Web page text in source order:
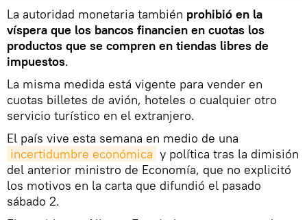
La autoridad monetaria también prohibió en la
víspera que los bancos financien en cuotas los
productos que se compren en tiendas libres de
impuestos.
La misma medida está vigente para vender en
cuotas billetes de avión, hoteles o cualquier otro
servicio turístico en el extranjero.
El país vive esta semana en medio de una
incertidumbre económica y política tras la dimisión
del anterior ministro de Economía, que no explicitó
los motivos en la carta que difundió el pasado
sábado 2.